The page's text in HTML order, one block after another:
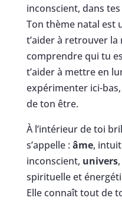
inconscient, dans
Ton thème natal est
t’aider à retrouver la
comprendre qui tu
t’aider à mettre en
expérimenter ici-
de ton être.
À l’intérieur de toi
s’appelle : âme,
inconscient, univers
spirituelle et
Elle connaît tout de